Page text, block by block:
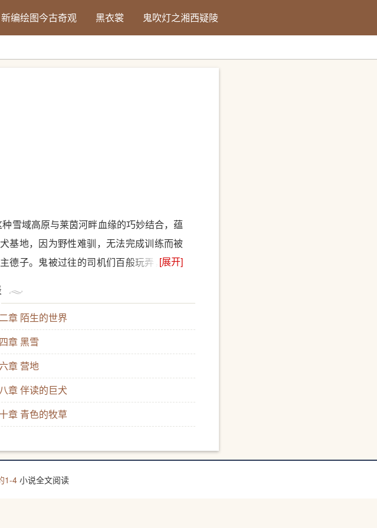
新编绘图今古奇观 黑衣裳 鬼吹灯之湘西疑陵
雪域高原与莱茵河畔血缘的巧妙结合，蕴
基地，因为野性难驯，无法完成训练而被
德子。鬼被过往的司机们百般玩弄，终于
人带到草原度假村，成为人类牟利和娱乐
在呼伦贝尔草原上的游荡生涯。它这样
游荡被猎枪击伤时，当死亡的魔爪已经
轻唤着“小狗狗”的孩子——阿尔斯楞。在鬼
唤，小心的守候，让鬼与孩子牵起了草原
冰冷的心，他们生死与共，朝夕相伴，
了，它再也无法陪伴外出上学的阿尔斯
。它就卧在那儿，静静地向远方眺望，一
纯白混血藏獒用它耀眼的一生讲述了一
[展开]
章 陌生的世界
章 黑雪
章 营地
章 伴读的巨犬
章 青色的牧草
1-4 小说全文阅读